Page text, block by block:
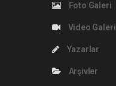
Foto Galeri
Video Galeri
Yazarlar
Arşivler